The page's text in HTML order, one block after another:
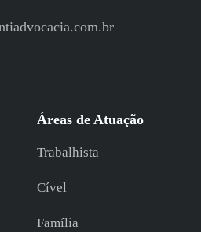
Áreas de Atuação
Trabalhista
Cível
Família